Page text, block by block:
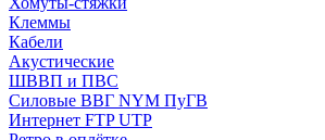
Клеммы
Кабели
Акустические
ШВВП и ПВС
Силовые ВВГ NYM ПуГВ
Интернет FTP UTP